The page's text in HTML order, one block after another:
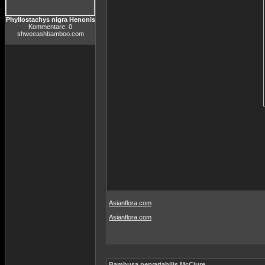
Phyllostachys nigra Henonis
Kommentare: 0
shweeashbamboo.com
Asianflora.com
Asianflora.com